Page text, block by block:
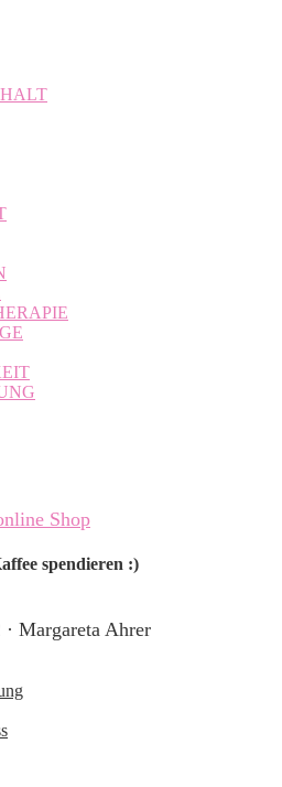
spendieren :)
Margareta Ahrer